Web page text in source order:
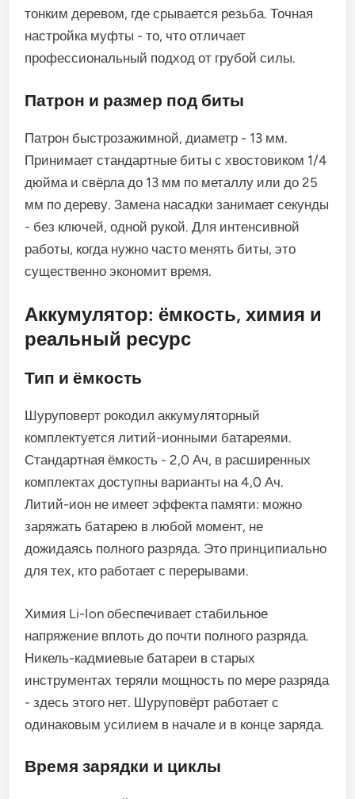
тонким деревом, где срывается резьба. Точная
настройка муфты - то, что отличает
профессиональный подход от грубой силы.
Патрон и размер под биты
Патрон быстрозажимной, диаметр - 13 мм.
Принимает стандартные биты с хвостовиком 1/4
дюйма и свёрла до 13 мм по металлу или до 25
мм по дереву. Замена насадки занимает секунды
- без ключей, одной рукой. Для интенсивной
работы, когда нужно часто менять биты, это
существенно экономит время.
Аккумулятор: ёмкость, химия и
реальный ресурс
Тип и ёмкость
Шуруповерт рокодил аккумуляторный
комплектуется литий-ионными батареями.
Стандартная ёмкость - 2,0 Ач, в расширенных
комплектах доступны варианты на 4,0 Ач.
Литий-ион не имеет эффекта памяти: можно
заряжать батарею в любой момент, не
дожидаясь полного разряда. Это принципиально
для тех, кто работает с перерывами.
Химия Li-Ion обеспечивает стабильное
напряжение вплоть до почти полного разряда.
Никель-кадмиевые батареи в старых
инструментах теряли мощность по мере разряда
- здесь этого нет. Шуруповёрт работает с
одинаковым усилием в начале и в конце заряда.
Время зарядки и циклы